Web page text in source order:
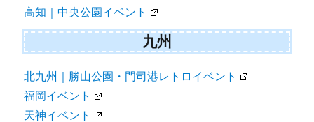
高知｜中央公園イベント
九州
北九州｜勝山公園・門司港レトロイベント
福岡イベント
天神イベント